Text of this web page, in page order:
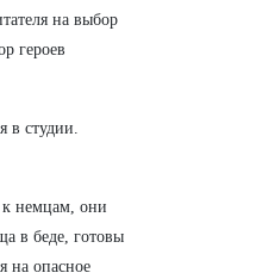
на выбор
героев
в студии.
к немцам, они
в беде, готовы
на опасное